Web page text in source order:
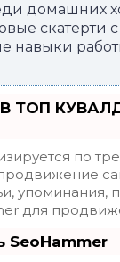
домашних
скатерти
навыки
ТОП
по
для
SeoHammer